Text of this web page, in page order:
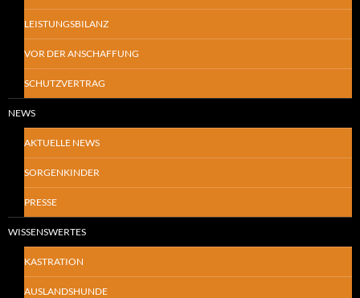
LEISTUNGSBILANZ
VOR DER ANSCHAFFUNG
SCHUTZVERTRAG
NEWS
AKTUELLE NEWS
SORGENKINDER
PRESSE
WISSENSWERTES
KASTRATION
AUSLANDSHUNDE